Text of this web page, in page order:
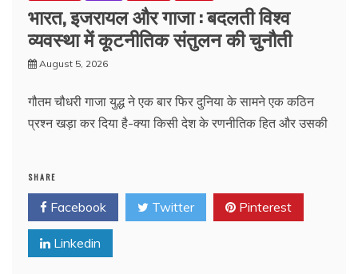
भारत, इजरायल और गाजा : बदलती विश्व
व्यवस्था में कूटनीतिक संतुलन की चुनौती
August 5, 2026
गौतम चौधरी गाजा युद्ध ने एक बार फिर दुनिया के सामने एक कठिन
प्रश्न खड़ा कर दिया है-क्या किसी देश के रणनीतिक हित और उसकी
SHARE
Facebook Twitter Pinterest
Linkedin